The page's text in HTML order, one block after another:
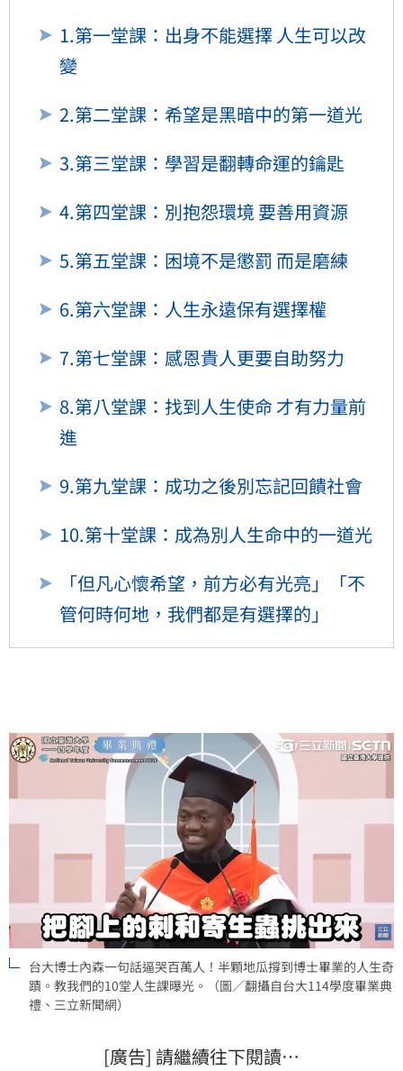
1.第一堂課：出身不能選擇 人生可以改
變
2.第二堂課：希望是黑暗中的第一道光
3.第三堂課：學習是翻轉命運的鑰匙
4.第四堂課：別抱怨環境 要善用資源
5.第五堂課：困境不是懲罰 而是磨練
6.第六堂課：人生永遠保有選擇權
7.第七堂課：感恩貴人更要自助努力
8.第八堂課：找到人生使命 才有力量前
進
9.第九堂課：成功之後別忘記回饋社會
10.第十堂課：成為別人生命中的一道光
「但凡心懷希望，前方必有光亮」「不
管何時何地，我們都是有選擇的」
台大博士內森一句話逼哭百萬人！半顆地瓜撐到博士畢業的人生奇
蹟。教我們的10堂人生課曝光。（圖／翻攝自台大114學度畢業典
禮、三立新聞網）
[廣告] 請繼續往下閱讀…